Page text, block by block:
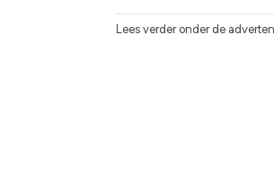
Lees verder onder de